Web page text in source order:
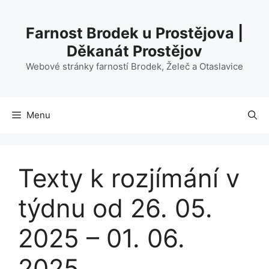
obsahFarnost Brodek u Prostějova |
Děkanát Prostějov
Webové stránky farností Brodek, Želeč a Otaslavice
Menu
Texty k rozjímání v
týdnu od 26. 05.
2025 – 01. 06.